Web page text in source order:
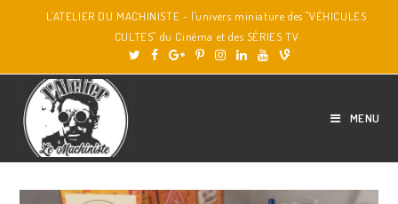
L'ATELIER DU MACHINISTE - l'univers miniature des "VÉHICULES
CULTES" du Cinéma et des SÉRIES TV
MENU